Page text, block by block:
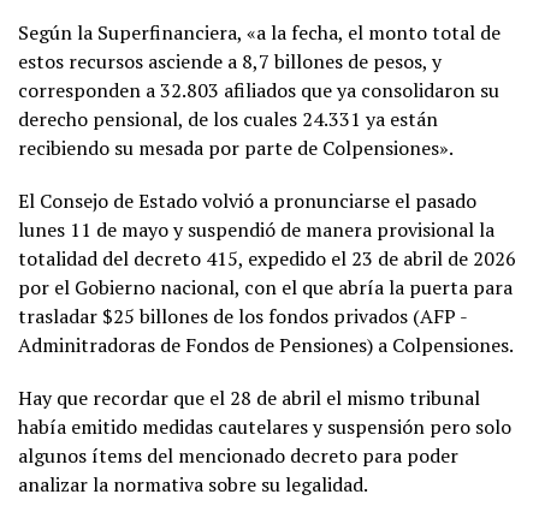
Según la Superfinanciera, «a la fecha, el monto total de
estos recursos asciende a 8,7 billones de pesos, y
corresponden a 32.803 afiliados que ya consolidaron su
derecho pensional, de los cuales 24.331 ya están
recibiendo su mesada por parte de Colpensiones».
El Consejo de Estado volvió a pronunciarse el pasado
lunes 11 de mayo y suspendió de manera provisional la
totalidad del decreto 415, expedido el 23 de abril de 2026
por el Gobierno nacional, con el que abría la puerta para
trasladar $25 billones de los fondos privados (AFP -
Adminitradoras de Fondos de Pensiones) a Colpensiones.
Hay que recordar que el 28 de abril el mismo tribunal
había emitido medidas cautelares y suspensión pero solo
algunos ítems del mencionado decreto para poder
analizar la normativa sobre su legalidad.